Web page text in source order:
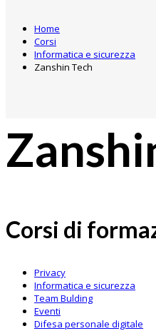
Home
Corsi
Informatica e sicurezza
Zanshin Tech
Corsi di
Privacy
Informatica e sicurezza
Team Bulding
Eventi
Difesa personale digitale